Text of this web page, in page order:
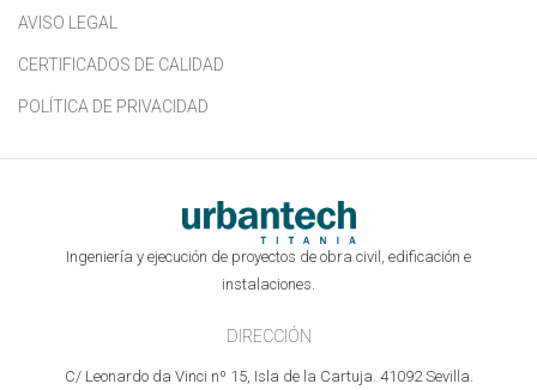
AVISO LEGAL
CERTIFICADOS DE CALIDAD
POLÍTICA DE PRIVACIDAD
Ingeniería y ejecución de proyectos de obra civil, edificación e
instalaciones.
DIRECCIÓN
C/ Leonardo da Vinci nº 15, Isla de la Cartuja. 41092 Sevilla.